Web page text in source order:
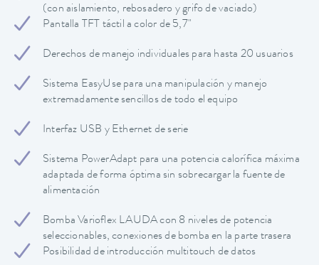
(con aislamiento, rebosadero y grifo de vaciado)
Pantalla TFT táctil a color de 5,7"
Derechos de manejo individuales para hasta 20 usuarios
Sistema EasyUse para una manipulación y manejo
extremadamente sencillos de todo el equipo
Interfaz USB y Ethernet de serie
Sistema PowerAdapt para una potencia calorífica máxima
adaptada de forma óptima sin sobrecargar la fuente de
alimentación
Bomba Varioflex LAUDA con 8 niveles de potencia
seleccionables, conexiones de bomba en la parte trasera
Posibilidad de introducción multitouch de datos